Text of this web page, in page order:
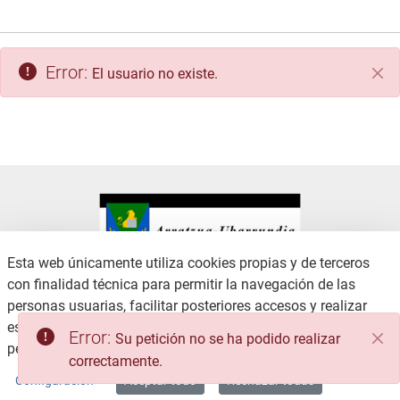
Error: El usuario no existe.
CONTACTO
AVISO LEGAL
POLÍTICA DE COOKIES
ACCESIBILIDAD
Copyright © 2026 / Excmo. arratzua | Todos los derechos reservados.
Esta web únicamente utiliza cookies propias y de terceros
con finalidad técnica para permitir la navegación de las
personas usuarias, facilitar posteriores accesos y realizar
estadísticas de uso, no recabando ni cediendo datos
personales. Consulte la Política de privacidad
Configuración